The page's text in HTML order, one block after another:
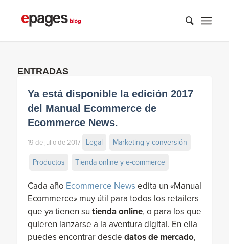
ENTRADAS
Ya está disponible la edición 2017
del Manual Ecommerce de
Ecommerce News.
19 de julio de 2017 Legal Marketing y conversión
Productos Tienda online y e-commerce
Cada año Ecommerce News edita un «Manual
Ecommerce» muy útil para todos los retailers
que ya tienen su tienda online, o para los que
quieren lanzarse a la aventura digital. En ella
puedes encontrar desde datos de mercado,